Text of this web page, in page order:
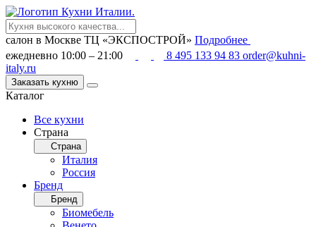
салон в Москве ТЦ «ЭКСПОСТРОЙ» Подробнее
ежедневно 10:00 – 21:00
8 495 133 94 83 order@kuhni-
italy.ru
Заказать кухню
Каталог
Все кухни
Страна
Страна
Италия
Россия
Бренд
Бренд
Биомебель